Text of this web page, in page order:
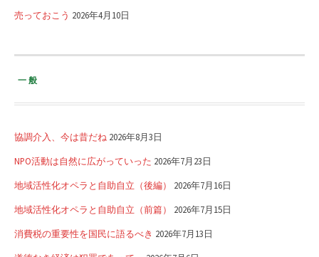
売っておこう 2026年4月10日
一般
協調介入、今は昔だね 2026年8月3日
NPO活動は自然に広がっていった 2026年7月23日
地域活性化オペラと自助自立（後編） 2026年7月16日
地域活性化オペラと自助自立（前篇） 2026年7月15日
消費税の重要性を国民に語るべき 2026年7月13日